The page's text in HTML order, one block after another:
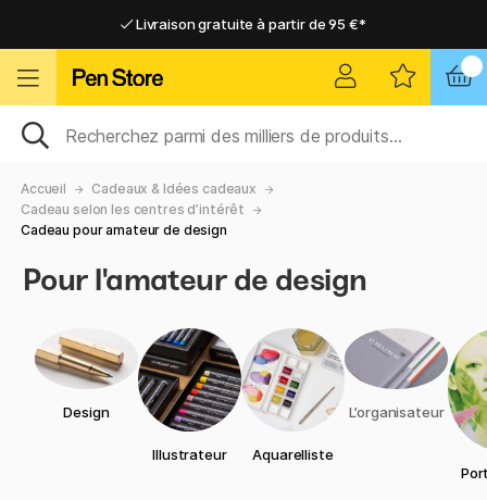
Livraison gratuite à partir de 95 €*
Livraison domicile ou point relais
Livraison gratuite à partir de 95 €*
Livraison domicile ou point relais
Accueil
Cadeaux & Idées cadeaux
Cadeau selon les centres d’intérêt
Cadeau pour amateur de design
Pour l'amateur de design
Design
Illustrateur Aquarelliste
L’organisateur